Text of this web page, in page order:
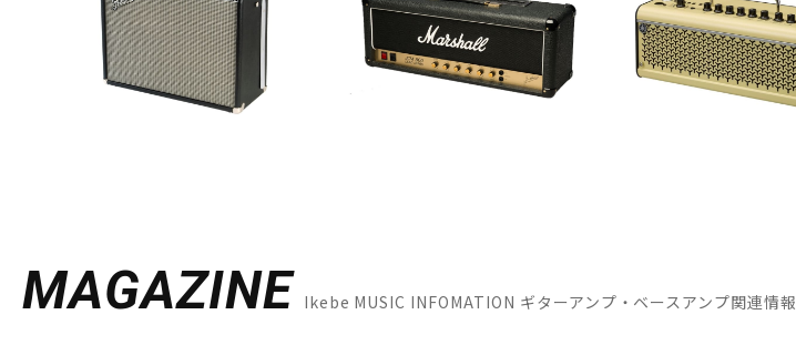
MAGAZINE Ikebe MUSIC INFOMATION ギターアンプ・ベースアンプ関連情報